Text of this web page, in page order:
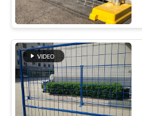
YÊU
CẦU
BÁO
GIÁ
SƠ